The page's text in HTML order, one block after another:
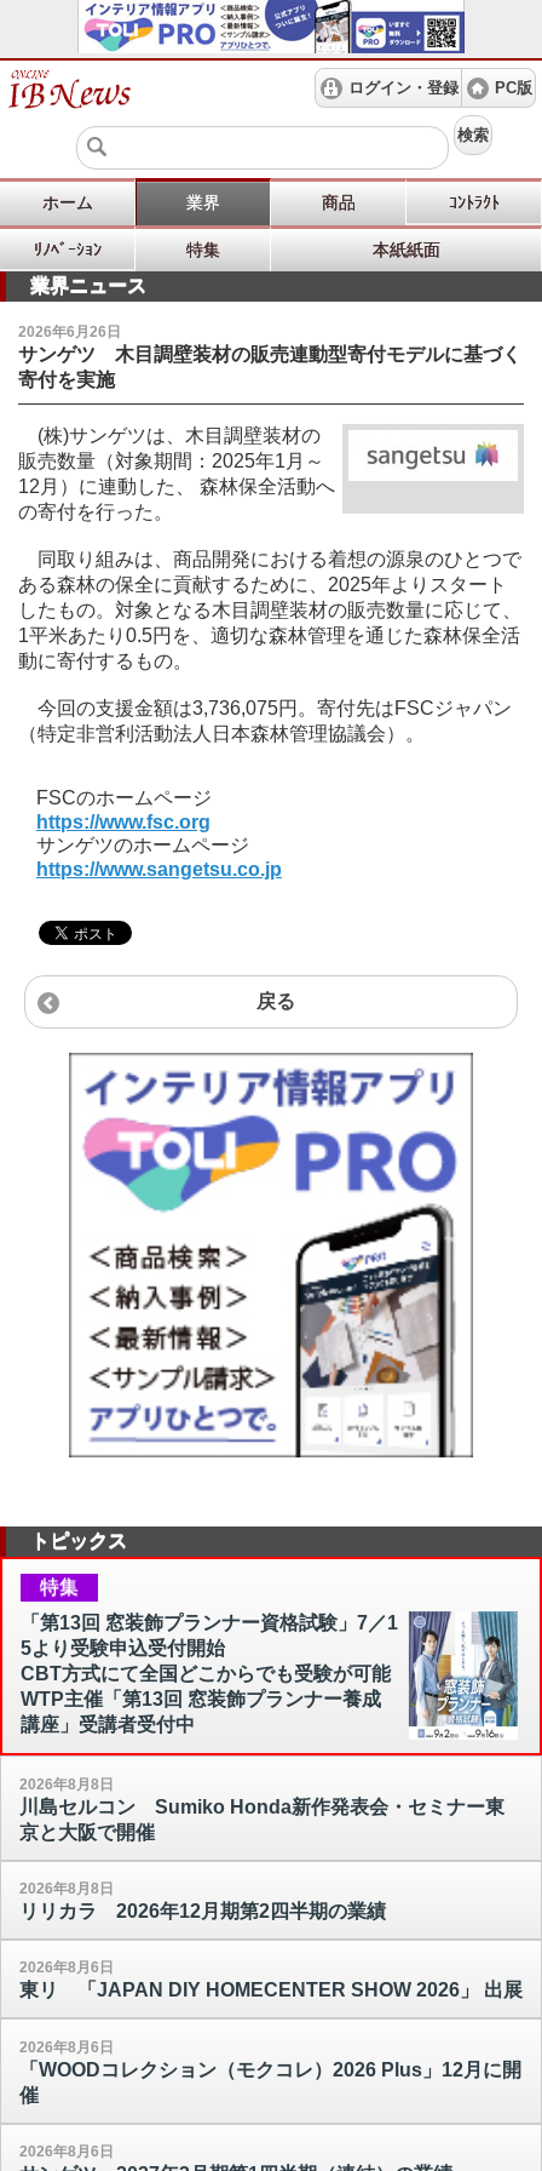
ログイン・登録 PC版
検索
ホーム 業界 商品 ｺﾝﾄﾗｸﾄ
ﾘﾉﾍﾞｰｼｮﾝ 特集 本紙紙面
業界ニュース
2026年6月26日
サンゲツ 木目調壁装材の販売連動型寄付モデルに基づく
寄付を実施
(株)サンゲツは、木目調壁装材の
販売数量（対象期間：2025年1月～
12月）に連動した、 森林保全活動へ
の寄付を行った。
同取り組みは、商品開発における着想の源泉のひとつで
ある森林の保全に貢献するために、2025年よりスタート
したもの。対象となる木目調壁装材の販売数量に応じて、
1平米あたり0.5円を、適切な森林管理を通じた森林保全活
動に寄付するもの。
今回の支援金額は3,736,075円。寄付先はFSCジャパン
（特定非営利活動法人日本森林管理協議会）。
FSCのホームページ
https://www.fsc.org
サンゲツのホームページ
https://www.sangetsu.co.jp
戻る
トピックス
特集
「第13回 窓装飾プランナー資格試験」7／1
5より受験申込受付開始
CBT方式にて全国どこからでも受験が可能
WTP主催「第13回 窓装飾プランナー養成
講座」受講者受付中
2026年8月8日
川島セルコン Sumiko Honda新作発表会・セミナー東
京と大阪で開催
2026年8月8日
リリカラ 2026年12月期第2四半期の業績
2026年8月6日
東リ 「JAPAN DIY HOMECENTER SHOW 2026」 出展
2026年8月6日
「WOODコレクション（モクコレ）2026 Plus」12月に開
催
2026年8月6日